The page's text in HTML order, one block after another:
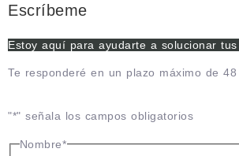
Escríbeme
Estoy aquí para ayudarte a solucionar tus
Te responderé en un plazo máximo de 48
"*" señala los campos obligatorios
Nombre*